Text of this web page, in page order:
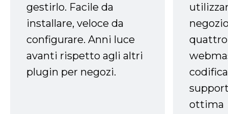
gestirlo. Facile da
installare, veloce da
configurare. Anni luce
avanti rispetto agli altri
plugin per negozi.
ottima